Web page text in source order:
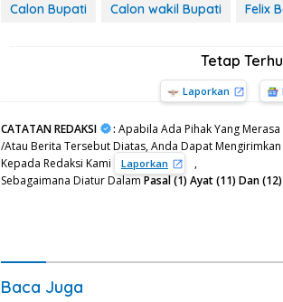
Calon Bupati Calon wakil Bupati Felix
Tetap
Laporkan
CATATAN REDAKSI : Apabila Ada Pihak Yang
/Atau Berita Tersebut Diatas, Anda Dapat
Kepada Redaksi Kami
Laporkan
,
Sebagaimana Diatur DalamPasal (1) Ayat (11) Dan
Baca Juga